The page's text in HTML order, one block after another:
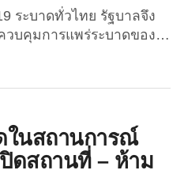
ระบาดทั่วไทย รัฐบาลจึง
บคุมการแพร่ระบาดของ
าขานรับมาตรการนี้ด้วย
ระทบต่อสุนัขจรจัด ที่อาศัย
มานอนหลับดับคลายร้อน
เช่นนั้นแล้ว โดยล่าสุด
ในสถานการณ์
ดสถานที่ – ห้าม